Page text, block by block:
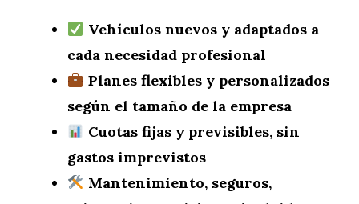
Vehículos nuevos y adaptados a
cada necesidad profesional
Planes flexibles y personalizados
según el tamaño de la empresa
Cuotas fijas y previsibles, sin
gastos imprevistos
Mantenimiento, seguros,